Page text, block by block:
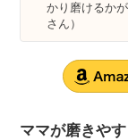
かり磨けるか
さん）
ママが磨きや